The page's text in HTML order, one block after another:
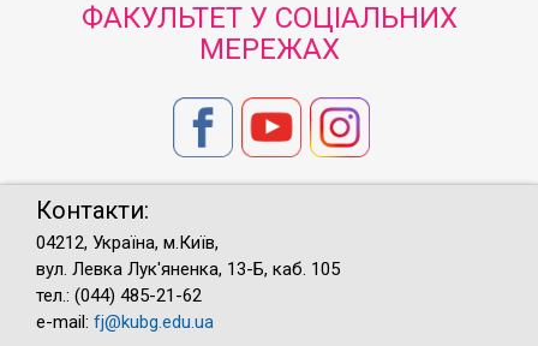
ФАКУЛЬТЕТ У СОЦІАЛЬНИХ
МЕРЕЖАХ
Контакти:
04212, Україна, м.Київ,
вул. Левка Лук'яненка, 13-Б, каб. 105
тел.: (044) 485-21-62
e-mail: fj@kubg.edu.ua